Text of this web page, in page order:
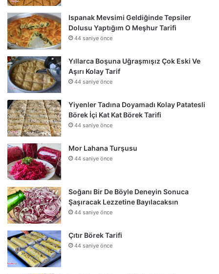
Ispanak Mevsimi Geldiğinde Tepsiler
Dolusu Yaptığım O Meşhur Tarifi
44 saniye önce
Yıllarca Boşuna Uğraşmışız Çok Eski Ve
Aşırı Kolay Tarif
44 saniye önce
Yiyenler Tadına Doyamadı Kolay Patatesli
Börek İçi Kat Kat Börek Tarifi
44 saniye önce
Mor Lahana Turşusu
44 saniye önce
Soğanı Bir De Böyle Deneyin Sonuca
Şaşıracak Lezzetine Bayılacaksın
44 saniye önce
Çıtır Börek Tarifi
44 saniye önce